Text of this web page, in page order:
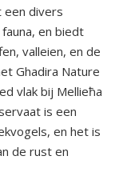
een divers
en biedt
valleien, en de
Ghadira Nature
vlak bij Mellieħa
is een
en het is
de rust en